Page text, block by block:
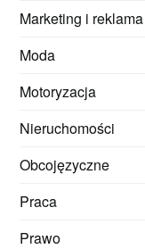
Marketing i reklama
Moda
Motoryzacja
Nieruchomości
Obcojęzyczne
Praca
Prawo